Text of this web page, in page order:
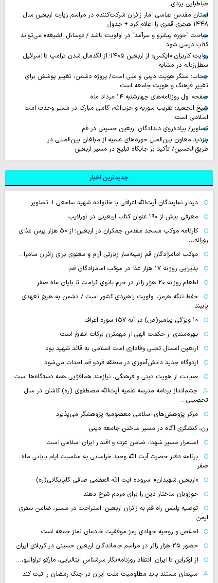
طباطبایی یزدی
آستان مقدس عباسی آمار زائران شرکت‌کننده در مراسم زیارت اربعین سال
۱۴۴۸ هجری قمری را اعلام کرد + جدول
مباحث "حوزه پیشرو و سرآمد" در اولویت باشد / «وسائل الشیعه» می‌تواند
کتاب درسی شود
روایت‌ کاربران «ایکس» از اربعین ۱۴۰۵؛ از لگدمال شدن ترامپ تا اسرائیل
سطل‌زباله‌ در مشایه
حجاب؛ سنگر هویت دینی و ملی است/ پروژه دشمن، تغییر پوشش برای
تغییر فرهنگ و هویت جامعه است
صفحه اول روزنامه‌های چهارشنبه ۱۴ مرداد ماه
شیخ الجعید: تقریب سوریه و حزب‌الله، گامی مبارک در مسیر وحدت امت
اسلامی است
تصاویر/ پیاده‌روی دلدادگان اربعین حسینی در قم
بازدید معاون بین‌الملل حوزه‌های علمیه از مبلغان بین‌المللی در
طریق‌الحسین/ تأکید بر جایگاه تبلیغ در مسیر اربعین
جدیدترین اخبار
دیدار نمایندگان آیت‌الله اعرافی با خانواده شهید سامعی + تصاویر
معرفی بیش از ۱۹۰ عنوان کتاب اربعینی در نورلایب
کارنامه موکب مسجد مقدس جمکران در اربعین؛ از ۵۰ هزار پرس غذای
روزانه…
موکب امامزادگان قم زمینه‌ساز زیارتی آرام و معنوی برای زائران سامرا…
پذیرایی روزانه ۱۷ هزار غذا در موکب امامزادگان قم
اطعام روزانه ۲۰ هزار زائر در حرم بانوی کرامت تا پایان ماه صفر
حفظ تنگه هرمز، اولویت راهبردی کشور است / دشمن به هیچ تعهدی
پایبند…
۱۰ ویژگی پیامبر(ص) در آیه ۱۵۷ سوره اعراف
بهره‌مندی از حکمت الهی از مهمترن برکات انفاق است
اربعین امسال تجلی وفاداری امت اسلامی به قائد شهید بود
اردوگاه جدید دانش‌آموزی در منطقه فردو قم احداث می‌شود
صیانت از هویت دینی و فرهنگی، نیازمند هم‌افزایی همه دستگاه‌ها است
چشم‌انداز برنامه مدرسه علمیه آیت‌الله مصطفوی (ره) کاشان در سال
تحصیلی…
مرکز پژوهش‌های اسلامی معصومیه پژوهشگر می‌پذیرد
زن، کنشگری آگاه در مسیر ساختن جامعه دینی
استمرار مسیر شهدا، ضامن عزت و اقتدار ایران اسلامی است
برنامه دفتر حضرت آیت الله وحید خراسانی به مناسبت ایام پایانی ماه
صفر
«اربعین شهیدان»؛ سروده آیت الله العظمی صافی گلپایگانی(ره)
حوزویان ساختار دین را برای مردم شرح دهند
توصیه پلیس راه قم به زائران اربعین؛ استراحت در مسیر، ضامن سفری
ایمن
اخلاص و روحیه جهادی رمز موفقیت خادمان نماز جمعه است
حضور ۲۵ هزار زائر در مراسم جاماندگان اربعین حسینی در کربلای ایران
از اوکراین تا ایران؛ انتقاد روزنامه‌نگار سرشناس ایتالیایی، مارکو تراوالیو،…
سینمای مستند باید مظلومیت ملت ایران در جنگ رمضان را ثبت کند